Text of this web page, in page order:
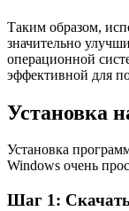
Таким образом,
значительно
операционной
эффективной для
Установка
Установка
Windows очень
Шаг 1: